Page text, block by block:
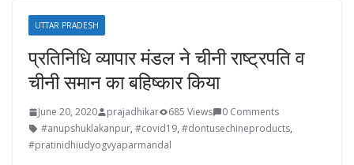
UTTAR PRADESH
प्रतिनिधि व्यापार मंडल ने चीनी राष्ट्रपति व
चीनी समान का बहिष्कार किया
June 20, 2020 prajadhikar 685 Views
0 Comments
#anupshuklakanpur, #covid19, #dontusechineproducts,
#pratinidhiudyogvyaparmandal